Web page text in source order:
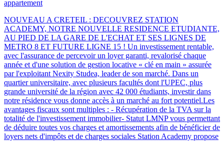
appartement
NOUVEAU A CRETEIL : DECOUVREZ STATION
ACADEMY, NOTRE NOUVELLE RESIDENCE ETUDIANTE,
AU PIED DE LA GARE DE L'ECHAT ET SES LIGNES DE
METRO 8 ET FUTURE LIGNE 15 ! Un investissement rentable,
avec l'assurance de percevoir un loyer garanti, revalorisé chaque
année et d'une solution de gestion locative « clé en main » assurée
par l'exploitant Nexity Studea, leader de son marché. Dans un
quartier universitaire, avec plusieurs facultés dont l'UPEC, plus
grande université de la région avec 42 000 étudiants, investir dans
notre résidence vous donne accès à un marché au fort potentiel.Les
avantages fiscaux sont multiples : - Récupération de la TVA sur la
totalité de l'investissement immobilier- Statut LMNP vous permettant
de déduire toutes vos charges et amortissements afin de bénéficier de
loyers nets d'impôts et de charges sociales Station Academy propose